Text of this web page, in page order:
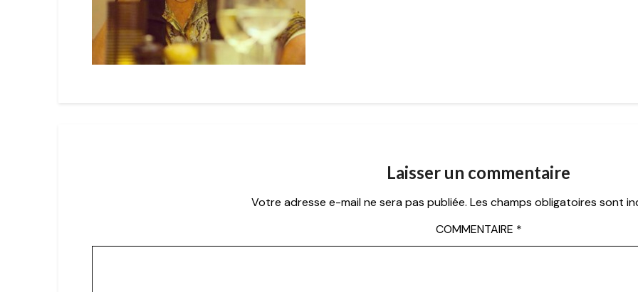
Laisser un commentaire
Votre adresse e-mail ne sera pas publiée. Les champs obligatoires sont
COMMENTAIRE *